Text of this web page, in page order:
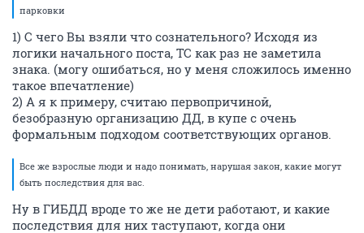
парковки
1) С чего Вы взяли что сознательного? Исходя из
логики начального поста, ТС как раз не заметила
знака. (могу ошибаться, но у меня сложилось именно
такое впечатление)
2) А я к примеру, считаю первопричиной,
безобразную организацию ДД, в купе с очень
формальным подходом соответствующих органов.
Все же взрослые люди и надо понимать, нарушая закон, какие могут
быть последствия для вас.
Ну в ГИБДД вроде то же не дети работают, и какие
последствия для них таступают, когда они